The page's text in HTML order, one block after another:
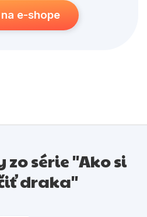
e-shope
série "Ako si
draka"